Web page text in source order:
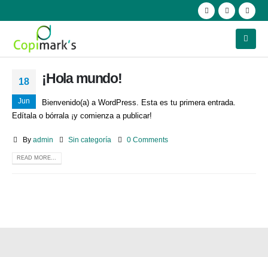
18
Jun
¡Hola mundo!
Bienvenido(a) a WordPress. Esta es tu primera entrada.
Edítala o bórrala ¡y comienza a publicar!
By admin Sin categoría 0 Comments
READ MORE...